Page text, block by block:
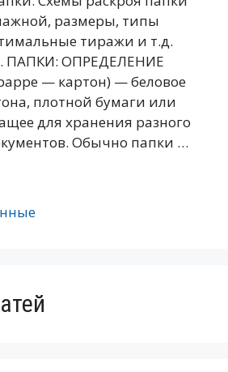
размеры, типы
тиражи и т.д.
ПАПКИ: ОПРЕДЕЛЕНИЕ
— картон) — беловое
плотной бумаги или
для хранения разного
Обычно папки …